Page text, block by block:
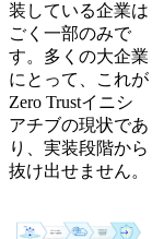
装している企業は
ごく一部のみで
す。多くの大企業
にとって、これが
Zero Trustイニシ
アチブの現状であ
り、実装段階から
抜け出せません。